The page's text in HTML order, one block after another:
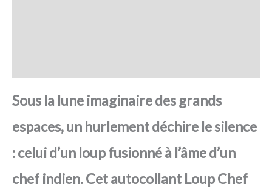
Sous la lune imaginaire des grands
espaces, un hurlement déchire le silence
: celui d’un loup fusionné à l’âme d’un
chef indien. Cet autocollant Loup Chef